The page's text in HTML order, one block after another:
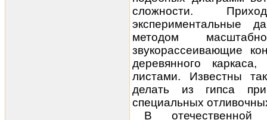
сложности.
экспериментальные
методом
звукорассеивающие
деревянного
листами. Известны
делать из гипса
специальных
В отечественной